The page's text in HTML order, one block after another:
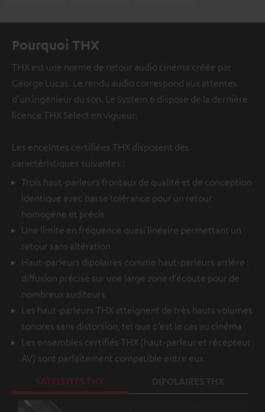
Pourquoi THX
THX est une norme de retour audio cinéma créée par
George Lucas. Le rendu audio correspond aux attentes
d’un ingénieur du son. Le System 6 dispose de la dernière
licence THX Select en vigueur.
Les enceintes certifiées THX disposent des
caractéristiques suivantes :
Trois haut-parleurs frontaux de qualité et de conception
identique avec basse tolérance pour un retour
homogène et précis
Une limite en fréquence quasi linéaire permettant un
retour sans altération
Haut-parleurs dipolaires comme haut-parleurs arrière :
diffusion précise sur une large zone d’écoute pour de
nombreux auditeurs
Les haut-parleurs THX atteignent de très hauts volumes
sonores sans distorsion, tel que c’est le cas au cinéma
Les ensembles certifiés THX (haut-parleur et récepteur
AV) sont parfaitement compatible entre eux
SATELLITES THX